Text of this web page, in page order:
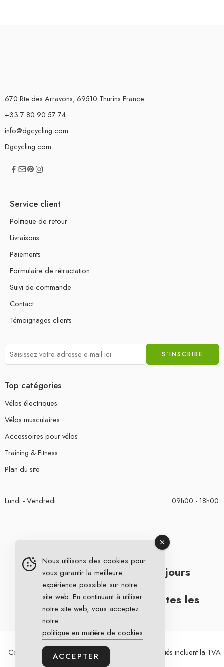
670 Rte des Arravons, 69510 Thurins France.
+33 7 80 90 57 74
info@dgcycling.com
Dgcycling.com
Service client
Politique de retour
Livraisons
Paiements
Formulaire de rétractation
Suivi de commande
Contact
Témoignages clients
Top catégories
Vélos électriques
Vélos musculaires
Accessoires pour vélos
Training & Fitness
Plan du site
Lundi - Vendredi 09h00 - 18h00
Retours gratuits sous 30 jours
Livraison gratuite pour toutes les
commandes
Copyright 2026 © DG Cycling. Tous les prix indiqués incluent la TVA
Nous utilisons des cookies pour
vous garantir la meilleure
expérience possible sur notre
site web. En continuant à utiliser
notre site web, vous acceptez
notre
politique en matière de cookies.
ACCEPTER